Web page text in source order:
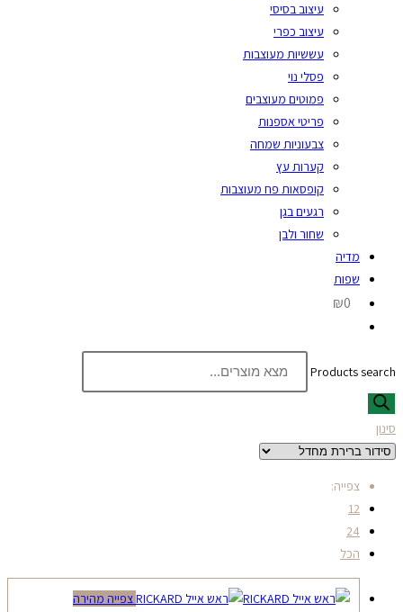
עיצוב בסיסי
עיצוב כפרי
עששיות מעוצבות
פסלי נוי
פמוטים מעוצבים
פריטי אספנות
צבעוניות שמחה
קערות עץ
קופסאות פח מעוצבות
רגעים בגן
שחור ולבן
מדיה
שפות
₪0
Products search
סינון
צפייה:
12
24
הכל
צפייה מהירה